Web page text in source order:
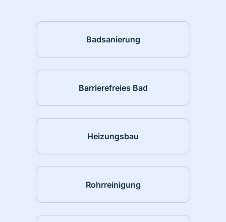
Badsanierung
Barrierefreies Bad
Heizungsbau
Rohrreinigung